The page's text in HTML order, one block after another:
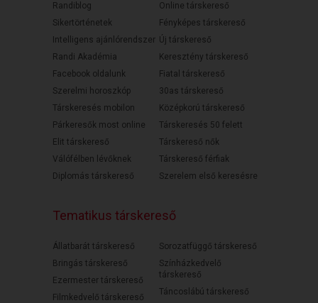
Randiblog
Sikertörténetek
Intelligens ajánlórendszer
Randi Akadémia
Facebook oldalunk
Szerelmi horoszkóp
Társkeresés mobilon
Párkeresők most online
Elit társkereső
Válófélben lévőknek
Diplomás társkereső
Online társkereső
Fényképes társkereső
Új társkereső
Keresztény társkereső
Fiatal társkereső
30as társkereső
Középkorú társkereső
Társkeresés 50 felett
Társkereső nők
Társkereső férfiak
Szerelem első keresésre
Tematikus társkereső
Állatbarát társkereső
Bringás társkereső
Ezermester társkereső
Filmkedvelő társkereső
Sorozatfüggő társkereső
Színházkedvelő
társkereső
Táncoslábú társkereső